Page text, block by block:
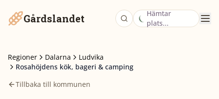
Gårdslandet
Hämtar
plats...
Regioner Dalarna
Ludvika
Rosahöjdens kök, bageri & camping
Tillbaka till kommunen